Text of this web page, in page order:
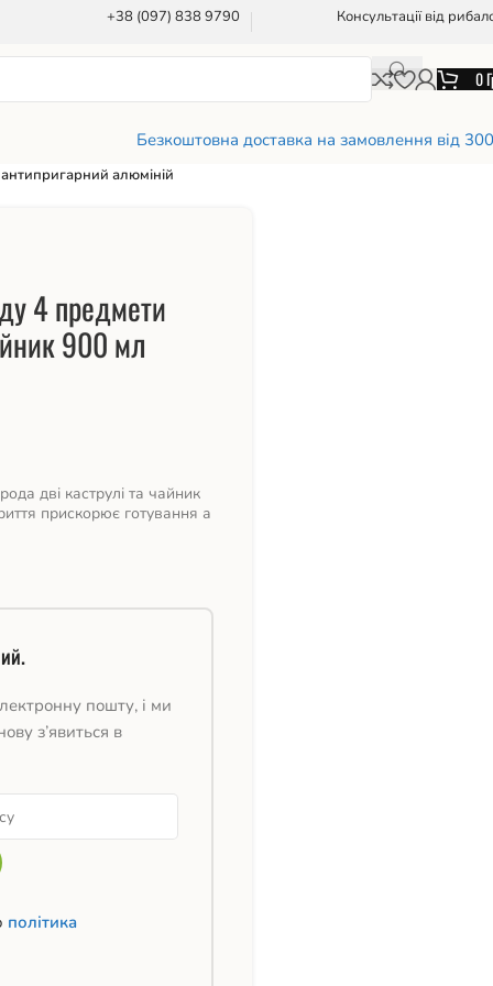
+38 (097) 838 9790 Консультації від
0
Безкоштовна доставка на замовлення від
алюміній
4 предмети
900 мл
дві каструлі та чайник
прискорює готування а
пошту, і ми
з’явиться в
політика